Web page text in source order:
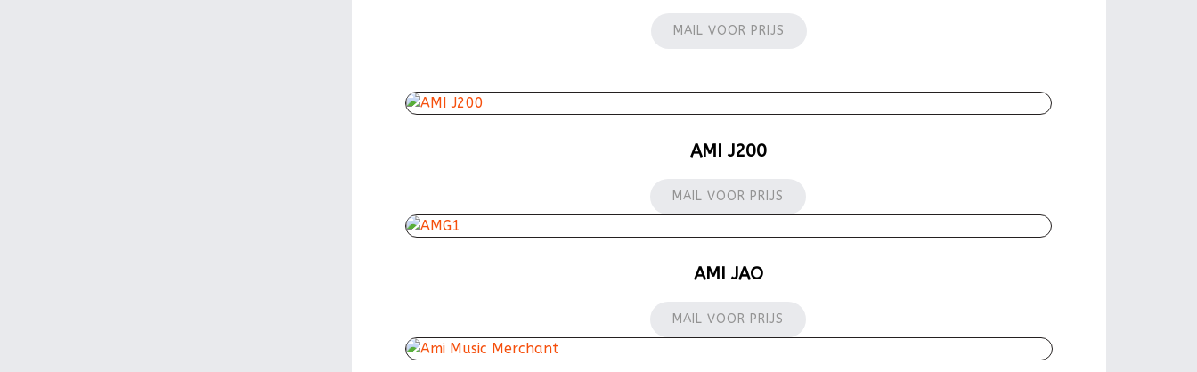
MAIL VOOR PRIJS
AMI J200
MAIL VOOR PRIJS
AMI JAO
MAIL VOOR PRIJS